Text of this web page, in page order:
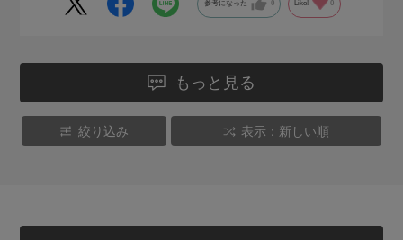
参考になった 0 Like! 0
もっと見る
絞り込み 表示：新しい順